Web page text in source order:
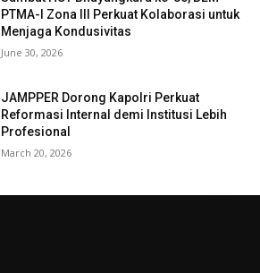
PTMA-I Zona III Perkuat Kolaborasi untuk
Menjaga Kondusivitas
June 30, 2026
JAMPPER Dorong Kapolri Perkuat
Reformasi Internal demi Institusi Lebih
Profesional
March 20, 2026